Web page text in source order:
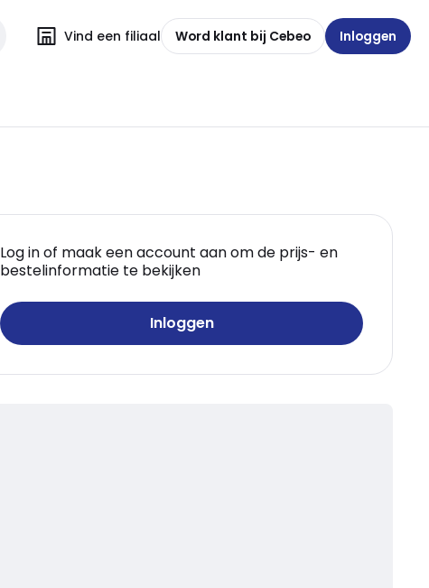
Vind een filiaal Word klant bij Cebeo Inloggen
Log in of maak een account aan om de prijs- en
bestelinformatie te bekijken
Inloggen